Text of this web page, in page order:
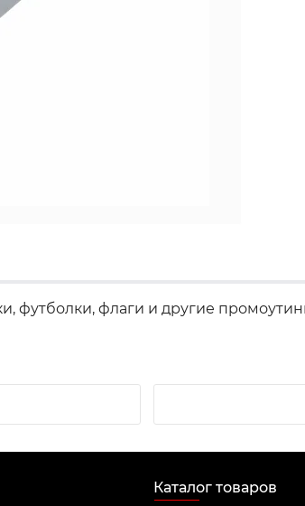
футболки, флаги и другие
Каталог товаров